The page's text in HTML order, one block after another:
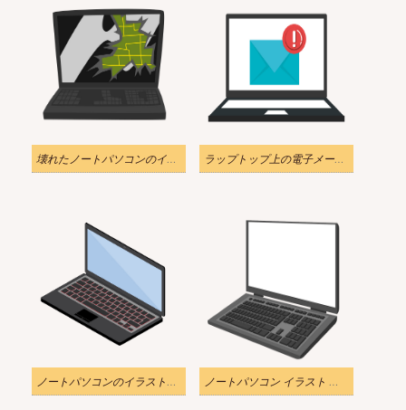
壊れたノートパソコンのイラスト透明 ラップトップ上の電子メールのイラスト透明
ノートパソコンのイラスト透明2 ノートパソコン イラスト 透明3